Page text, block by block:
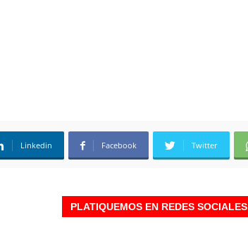
Linkedin Facebook Twitter
PLATIQUEMOS EN REDES SOCIALES